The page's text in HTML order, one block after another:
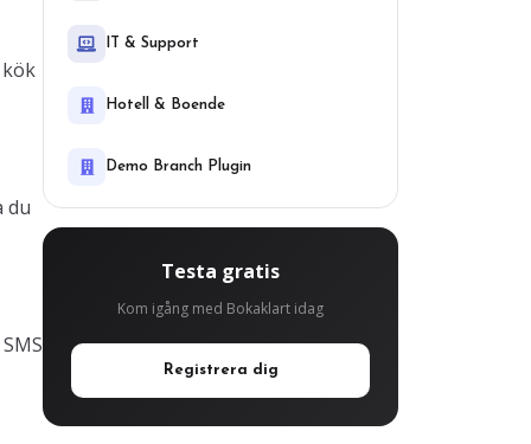
du
IT & Support
Hotell & Boende
Demo Branch Plugin
Testa gratis
Kom igång med Bokaklart idag
Registrera dig